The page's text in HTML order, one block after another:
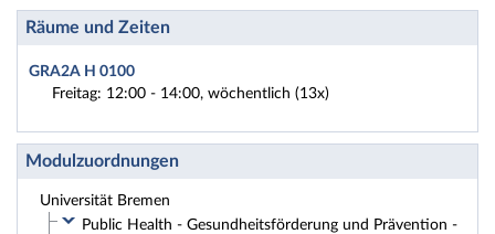
Räume und Zeiten
GRA2A H 0100
Freitag: 12:00 - 14:00, wöchentlich (13x)
Modulzuordnungen
Universität Bremen
Public Health - Gesundheitsförderung und Prävention -